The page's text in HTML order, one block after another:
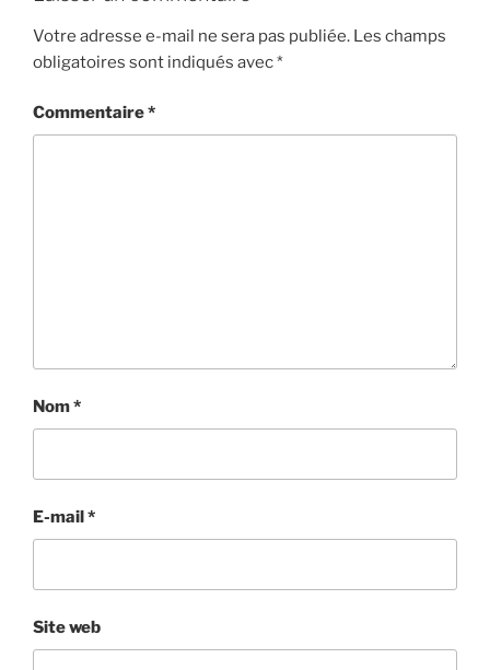
Votre adresse e-mail ne sera pas publiée. Les champs
obligatoires sont indiqués avec*
Commentaire*
Nom*
E-mail*
Site web